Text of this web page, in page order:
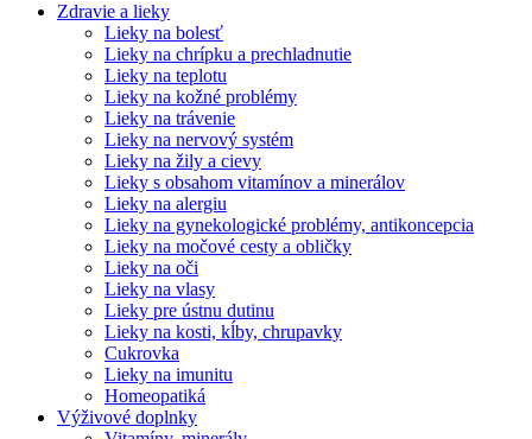
Zdravie a lieky
Lieky na bolesť
Lieky na chrípku a prechladnutie
Lieky na teplotu
Lieky na kožné problémy
Lieky na trávenie
Lieky na nervový systém
Lieky na žily a cievy
Lieky s obsahom vitamínov a minerálov
Lieky na alergiu
Lieky na gynekologické problémy, antikoncepcia
Lieky na močové cesty a obličky
Lieky na oči
Lieky na vlasy
Lieky pre ústnu dutinu
Lieky na kosti, kĺby, chrupavky
Cukrovka
Lieky na imunitu
Homeopatiká
Výživové doplnky